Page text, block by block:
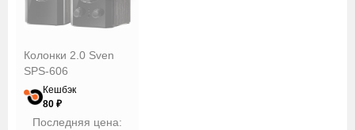
Колонки 2.0 Sven
SPS-606
Кешбэк
80 ₽
Последняя цена: